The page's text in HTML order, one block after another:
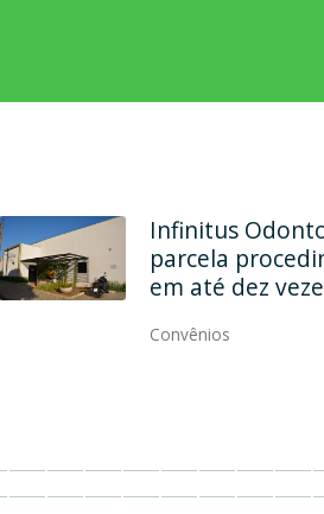
Infinitus
parcela
em até dez
Convênios